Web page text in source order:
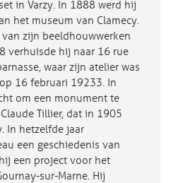
in Varzy. In 1888 werd hij
het museum van Clamecy.
zijn beeldhouwwerken
verhuisde hij naar 16 rue
waar zijn atelier was
16 februari 19233. In
om een monument te
Tillier, dat in 1905
In hetzelfde jaar
een geschiedenis van
een project voor het
sur-Marne. Hij